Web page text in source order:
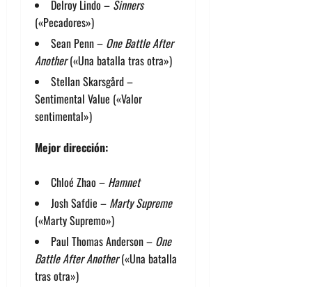
Delroy Lindo – Sinners
(«Pecadores»)
Sean Penn – One Battle After
Another(«Una batalla tras otra»)
Stellan Skarsgård –
Sentimental Value («Valor
sentimental»)
Mejor dirección:
Chloé Zhao – Hamnet
Josh Safdie – Marty Supreme
(«Marty Supremo»)
Paul Thomas Anderson – One
Battle After Another(«Una batalla
tras otra»)